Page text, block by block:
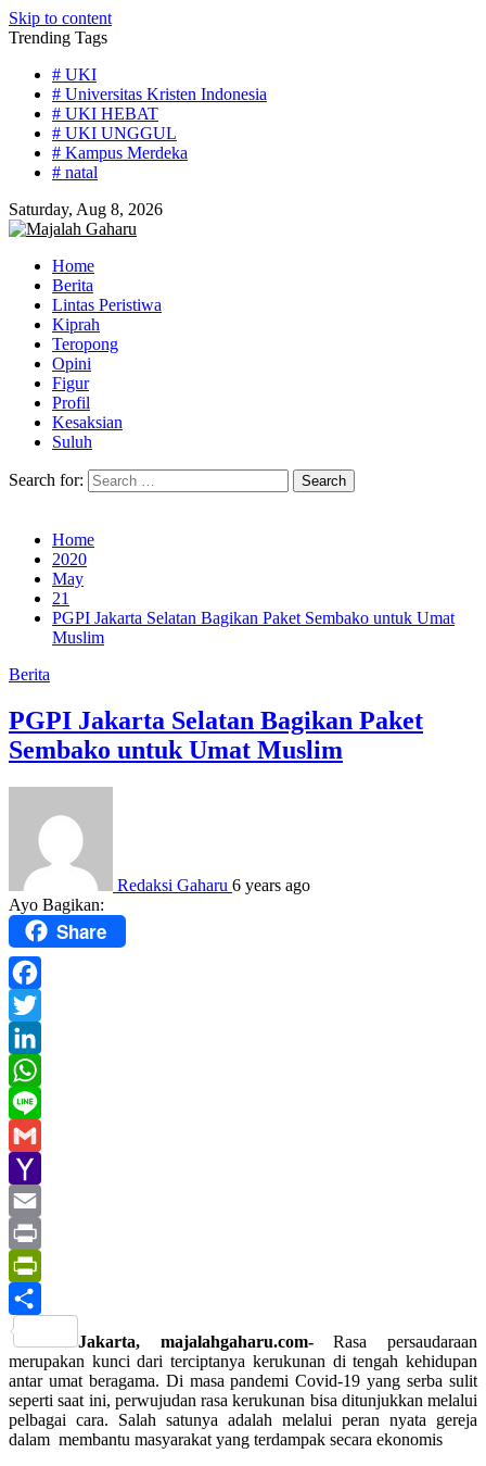
Skip to content
Trending Tags
# UKI
# Universitas Kristen Indonesia
# UKI HEBAT
# UKI UNGGUL
# Kampus Merdeka
# natal
Saturday, Aug 8, 2026
Home
Berita
Lintas Peristiwa
Kiprah
Teropong
Opini
Figur
Profil
Kesaksian
Suluh
Search for:
Home
2020
May
21
PGPI Jakarta Selatan Bagikan Paket Sembako untuk Umat
Muslim
Berita
PGPI Jakarta Selatan Bagikan Paket
Sembako untuk Umat Muslim
Redaksi Gaharu 6 years ago
Ayo Bagikan:
Share
Facebook
Twitter
LinkedIn
WhatsApp
Line
Gmail
Yahoo
Mail
Email
Print
PrintFriendly
Jakarta, majalahgaharu.com-Rasa persaudaraan
merupakan kunci dari terciptanya kerukunan di tengah kehidupan
antar umat beragama. Di masa pandemi Covid-19 yang serba sulit
seperti saat ini, perwujudan rasa kerukunan bisa ditunjukkan melalui
pelbagai cara. Salah satunya adalah melalui peran nyata gereja
dalam membantu masyarakat yang terdampak secara ekonomis